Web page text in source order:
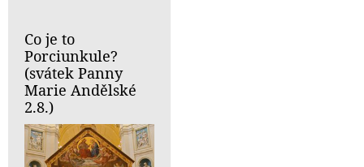
Co je to
Porciunkule?
(svátek Panny
Marie Andělské
2.8.)